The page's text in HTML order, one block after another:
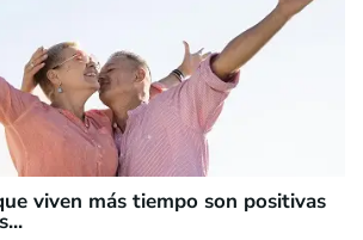
viven más tiempo son positivas